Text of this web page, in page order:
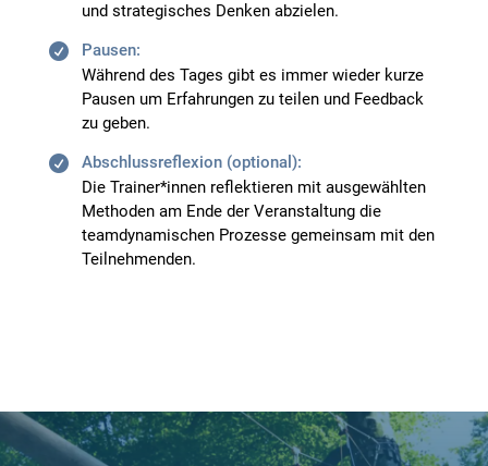
und strategisches Denken abzielen.
Pausen:
Während des Tages gibt es immer wieder kurze
Pausen um Erfahrungen zu teilen und Feedback
zu geben.
Abschlussreﬂexion (optional):
Die Trainer*innen reﬂektieren mit ausgewählten
Methoden am Ende der Veranstaltung die
teamdynamischen Prozesse gemeinsam mit den
Teilnehmenden.